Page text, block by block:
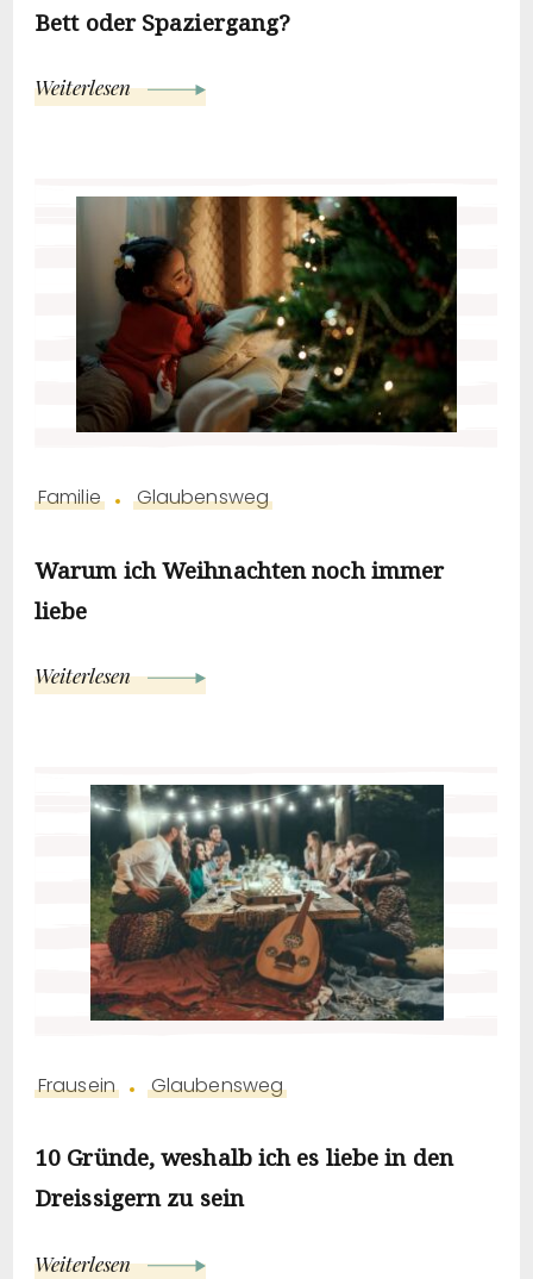
Bett oder Spaziergang?
Weiterlesen
Familie Glaubensweg
Warum ich Weihnachten noch immer
liebe
Weiterlesen
Frausein Glaubensweg
10 Gründe, weshalb ich es liebe in den
Dreissigern zu sein
Weiterlesen